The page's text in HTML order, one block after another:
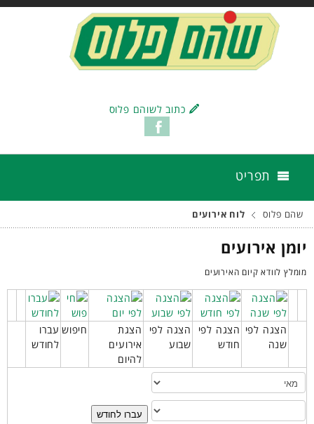
כתוב לשוהם פלוס
תפריט
שהם פלוס לוח אירועים
יומן אירועים
מומלץ לוודא קיום האירועים
הצגה לפי
שנה
הצגה לפי
חודש
הצגה לפי
שבוע
הצגת
אירועים
להיום
חיפוש עברו
לחודש
עברו לחודש